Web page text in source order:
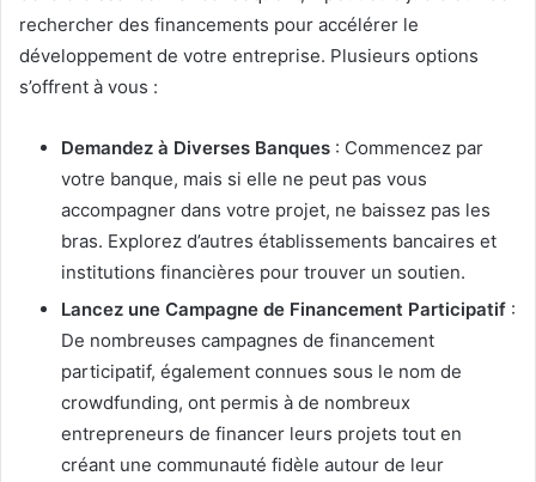
rechercher des financements pour accélérer le
développement de votre entreprise. Plusieurs options
s’offrent à vous :
Demandez à Diverses Banques : Commencez par
votre banque, mais si elle ne peut pas vous
accompagner dans votre projet, ne baissez pas les
bras. Explorez d’autres établissements bancaires et
institutions financières pour trouver un soutien.
Lancez une Campagne de Financement Participatif :
De nombreuses campagnes de financement
participatif, également connues sous le nom de
crowdfunding, ont permis à de nombreux
entrepreneurs de financer leurs projets tout en
créant une communauté fidèle autour de leur